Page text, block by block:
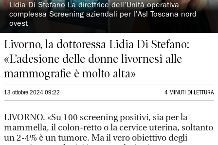
◗Lidia Di Stefano La direttrice dell’Unità operativa
complessa Screening aziendali per l’Asl Toscana nord
ovest
Livorno, la dottoressa Lidia Di Stefano:
«L’adesione delle donne livornesi alle
mammografie è molto alta»
13 ottobre 2024 09:22 4 MINUTI DI LETTURA
LIVORNO. «Su 100 screening positivi, sia per la
mammella, il colon-retto o la cervice uterina, soltanto
un 2-4% è un tumore. Ma il vero obiettivo degli